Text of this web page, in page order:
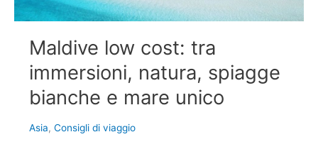
Maldive low cost: tra
immersioni, natura, spiagge
bianche e mare unico
Asia, Consigli di viaggio